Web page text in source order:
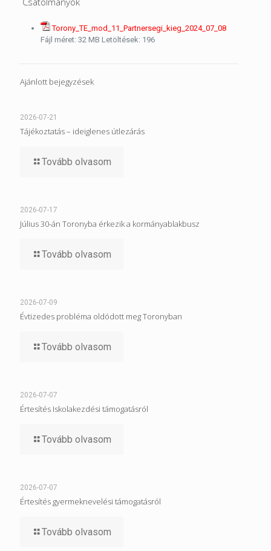
Torony_TE_mod_11_Partnersegi_kieg_2024_07_08
Fájl méret: 32 MB Letöltések: 196
Ajánlott bejegyzések
2026-07-21
Tájékoztatás – ideiglenes útlezárás
Tovább olvasom
2026-07-17
Július 30-án Toronyba érkezik a kormányablakbusz
Tovább olvasom
2026-07-09
Évtizedes probléma oldódott meg Toronyban
Tovább olvasom
2026-07-07
Értesítés Iskolakezdési támogatásról
Tovább olvasom
2026-07-07
Értesítés gyermeknevelési támogatásról
Tovább olvasom